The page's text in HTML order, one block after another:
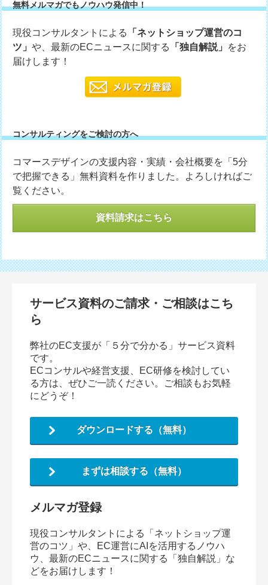
無料メルマガでもノウハウ発信中！
現役コンサルタントによる
「ネットショップ運営のコ
ツ」や、最新のECニュースに関する 「独自解説」 をお
届けします！
コンサルティングをご検討の方へ
コマースデザインの支援内容・実績・会社概要を「5分
で把握できる」無料資料を作りました。よろしければご
覧ください。
資料請求はこちら
サービス資料のご請求・ご相談はこち
ら
弊社のEC支援が「５分で分かる」サービス資料
です。
ECコンサルや経営支援、EC研修を検討してい
る方は、ぜひご一読ください。ご相談もお気軽
にどうぞ！
ダウンロードする（無料）
まずは相談する（無料）
メルマガ登録
現役コンサルタントによる「ネットショップ運
営のコツ」や、EC運営にAIを活用するノウハ
ウ、最新のECニュースに関する「独自解説」な
どをお届けします！